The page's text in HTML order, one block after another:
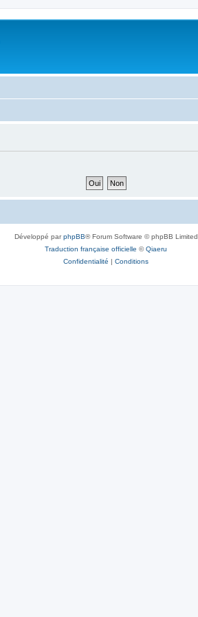
Développé parphpBB® Forum Software © phpBB Limited
Traduction française officielle ©Qiaeru
Confidentialité | Conditions